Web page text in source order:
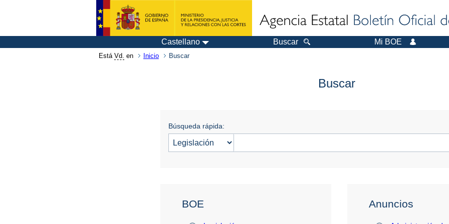
Castellano Buscar Mi BOE
Está Vd. en Inicio Buscar
Buscar
Búsqueda rápida:
BOE Anuncios